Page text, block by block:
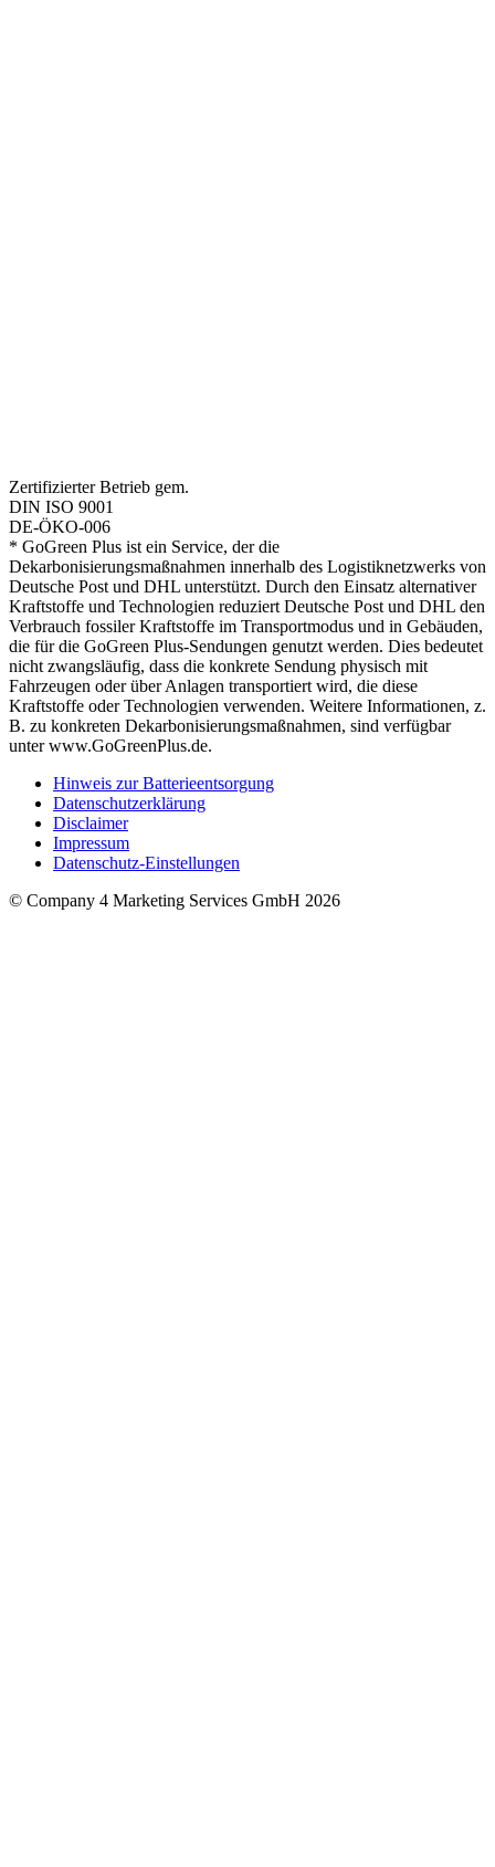
Zertifizierter Betrieb gem.
DIN ISO 9001
DE-ÖKO-006
* GoGreen Plus ist ein Service, der die
Dekarbonisierungsmaßnahmen innerhalb des Logistiknetzwerks von
Deutsche Post und DHL unterstützt. Durch den Einsatz alternativer
Kraftstoffe und Technologien reduziert Deutsche Post und DHL den
Verbrauch fossiler Kraftstoffe im Transportmodus und in Gebäuden,
die für die GoGreen Plus-Sendungen genutzt werden. Dies bedeutet
nicht zwangsläufig, dass die konkrete Sendung physisch mit
Fahrzeugen oder über Anlagen transportiert wird, die diese
Kraftstoffe oder Technologien verwenden. Weitere Informationen, z.
B. zu konkreten Dekarbonisierungsmaßnahmen, sind verfügbar
unter www.GoGreenPlus.de.
Hinweis zur Batterieentsorgung
Datenschutzerklärung
Disclaimer
Impressum
Datenschutz-Einstellungen
© Company 4 Marketing Services GmbH 2026